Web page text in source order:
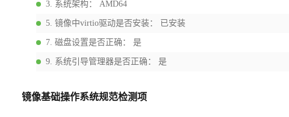
3. 系统架构 ： AMD64
5. 镜像中virtio驱动是否安装： 已安装
7. 磁盘设置是否正确 ： 是
9. 系统引导管理器是否正确 ： 是
镜像基础操作系统规范检测项